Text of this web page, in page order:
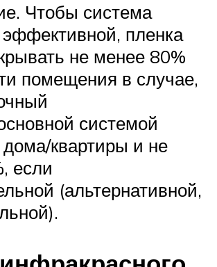
Чтобы система
пленка
не менее 80%
помещения в случае,
системой
квартиры и не
если
(альтернативной,